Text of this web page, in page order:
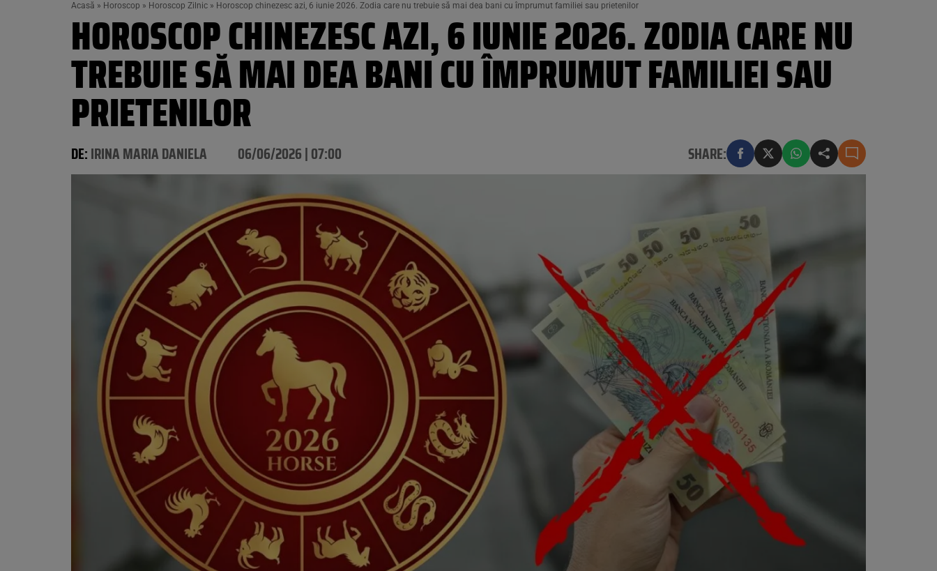
Acasă » Horoscop » Horoscop Zilnic » Horoscop chinezesc azi, 6 iunie 2026. Zodia care nu trebuie să mai dea bani cu împrumut familiei sau prietenilor
HOROSCOP CHINEZESC AZI, 6 IUNIE 2026. ZODIA CARE NU
TREBUIE SĂ MAI DEA BANI CU ÎMPRUMUT FAMILIEI SAU
PRIETENILOR
DE:IRINA MARIA DANIELA 06/06/2026 | 07:00 SHARE: